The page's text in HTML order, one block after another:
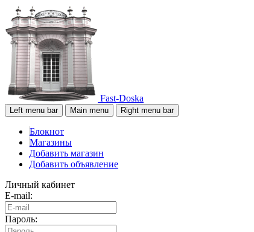
Fast-Doska
Left menu bar Main menu Right menu bar
Блокнот
Магазины
Добавить магазин
Добавить объявление
Личный кабинет
E-mail:
Пароль: